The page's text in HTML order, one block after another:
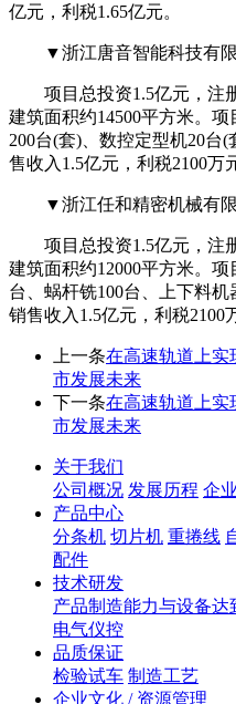
亿元，利税1.65亿元。
▼浙江唐音智能科技有限
项目总投资1.5亿元，注册
建筑面积约14500平方米。
200台(套)、数控定型机20台
售收入1.5亿元，利税2100万
▼浙江任和精密机械有限
项目总投资1.5亿元，注册
建筑面积约12000平方米。
台、蜗杆铣100台、上下料
销售收入1.5亿元，利税2100
上一条在高速轨道上
市发展未来
下一条在高速轨道上
市发展未来
关于我们
公司概况 发展历程 企
产品中心
分条机 切片机 重捲线
配件
技术研发
产品制造能力与设备达
电气仪控
品质保证
检验试车 制造工艺
企业文化 / 资源管理